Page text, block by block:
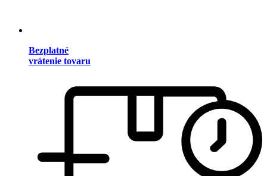
Bezplatné
vrátenie tovaru